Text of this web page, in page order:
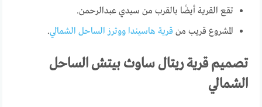
تقع القرية أيضًا بالقرب من سيدي عبدالرحمن.
المشروع قريب من قرية هاسيندا ووترز الساحل الشمالي.
تصميم قرية ريتال ساوث بيتش الساحل
الشمالي